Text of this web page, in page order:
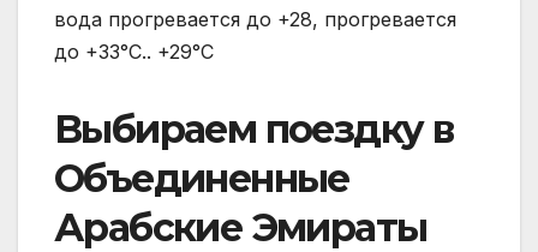
вода прогревается до +28, прогревается
до +33°С.. +29°С
Выбираем поездку в
Объединенные
Арабские Эмираты